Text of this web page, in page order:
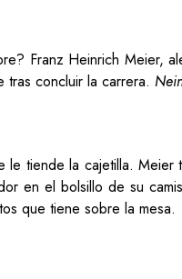
Franz Heinrich Meier,
tras concluir la carrera.
le tiende la cajetilla.
en el bolsillo de su
que tiene sobre la mesa.